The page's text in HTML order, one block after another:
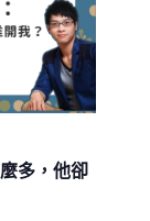
多，他卻